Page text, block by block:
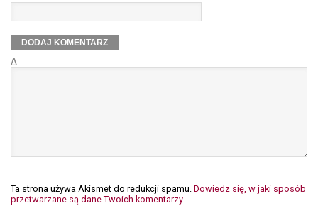
Δ
Ta strona używa Akismet do redukcji spamu. Dowiedz się, w jaki sposób
przetwarzane są dane Twoich komentarzy.